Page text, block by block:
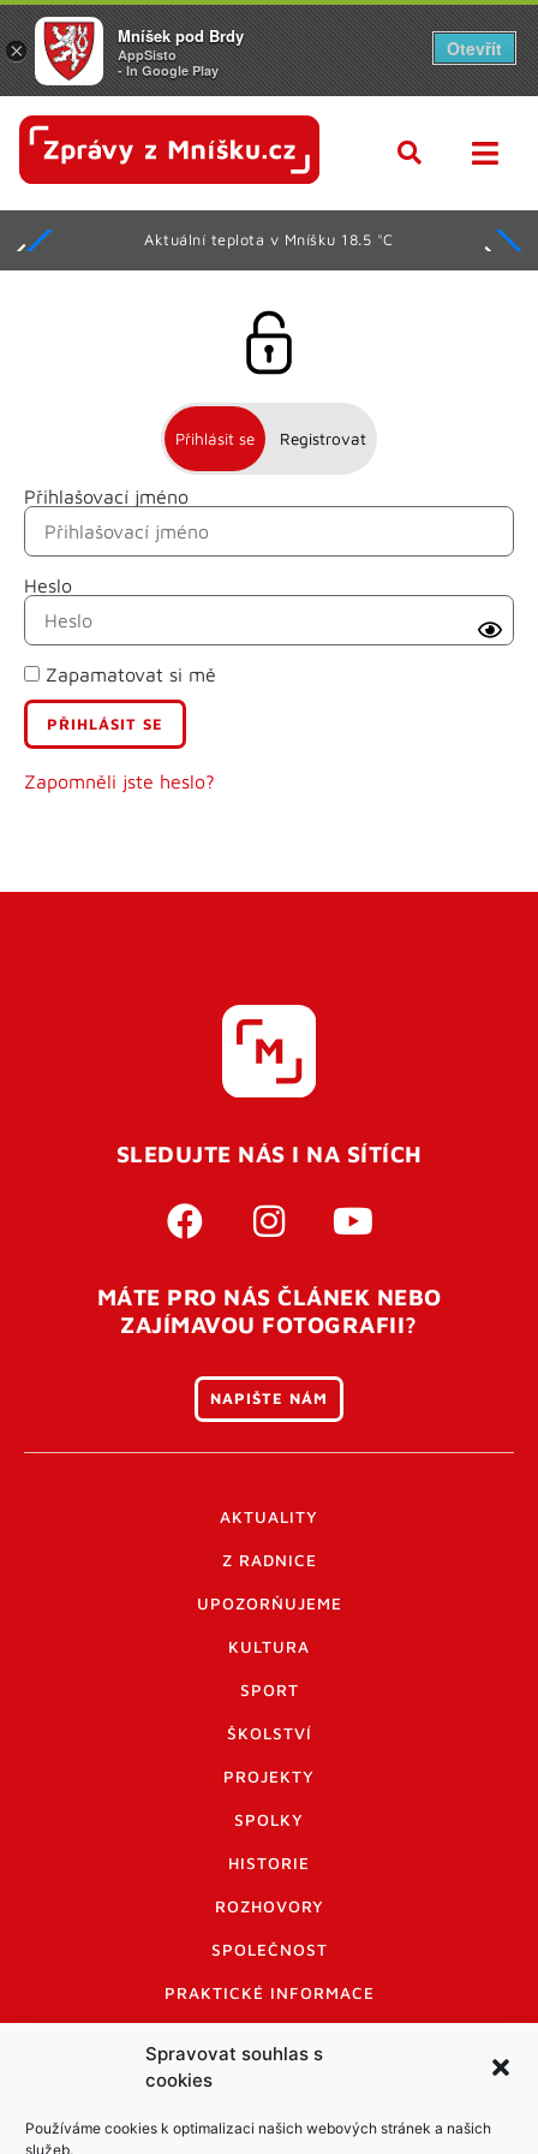
Spravovat souhlas s
cookies
Používáme cookies k optimalizaci našich webových stránek a našich
služeb.
Aktuální teplota v Mníšku 18.5 °C
Přihlásit se Registrovat
Přihlašovací jméno
Heslo
Zapamatovat si mě
Zapomněli jste heslo?
Jméno
Příjmení
E-mail
Uživatelské jméno
Pro úspěšné dokončení registrace je potřeba
vaší e-mailovouadresu. Po úspěšném odeslání
otevření tohoto odkazu se váš účet ověří a můžete se
přihlásit. Nezapomeňte zkontrolovat složku SPAM ve
SLEDUJTE NÁS I NA SÍTÍCH
MÁTE PRO NÁS ČLÁNEK NEBO
ZAJÍMAVOU FOTOGRAFII?
NAPIŠTE NÁM
AKTUALITY
Z RADNICE
UPOZORŇUJEME
KULTURA
SPORT
ŠKOLSTVÍ
PROJEKTY
SPOLKY
HISTORIE
ROZHOVORY
SPOLEČNOST
PRAKTICKÉ INFORMACE
INFORMACE A KODEX DISKUTUJÍCÍCH
LOGO A LOGO MANUÁL
×
Mníšek pod Brdy
AppSisto
- In Google Play
Otevřít